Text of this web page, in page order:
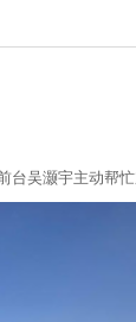
吴灏宇主动帮